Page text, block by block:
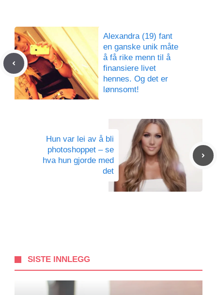
Alexandra (19) fant
en ganske unik måte
å få rike menn til å
finansiere livet
hennes. Og det er
lønnsomt!
Hun var lei av å bli
photoshoppet – se
hva hun gjorde med
det
SISTE INNLEGG